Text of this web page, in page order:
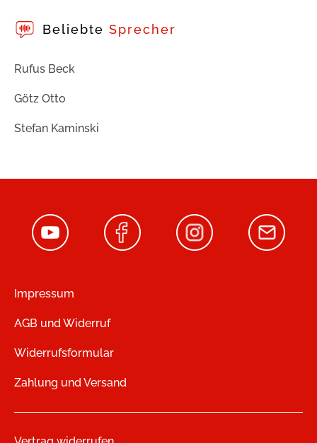
Beliebte Sprecher
Rufus Beck
Götz Otto
Stefan Kaminski
Impressum
AGB und Widerruf
Widerrufsformular
Zahlung und Versand